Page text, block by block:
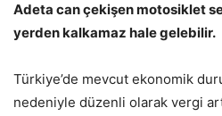
Adeta can çekişen motosiklet
yerden kalkamaz hale gelebilir.
Türkiye’de mevcut ekonomik
nedeniyle düzenli olarak vergi